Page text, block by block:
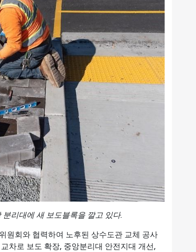
리대에 새 보도블록을 깔고 있다.
원회와 협력하여 노후된 상수도관 교체 공사
차로 보도 확장, 중앙분리대 안전지대 개선,